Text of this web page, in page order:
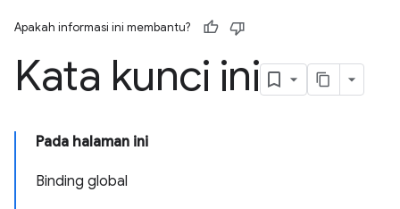
Apakah informasi ini membantu?
Kata kunci ini
Pada halaman ini
Binding global